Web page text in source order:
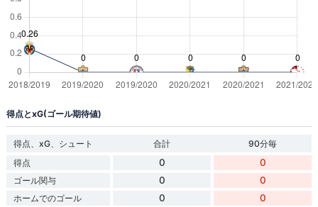
得点とxG(ゴール期待値)
得点、xG、シュート 合計
90分毎
得点
0 0
ゴール関与 0 0
ホームでのゴール 0 0